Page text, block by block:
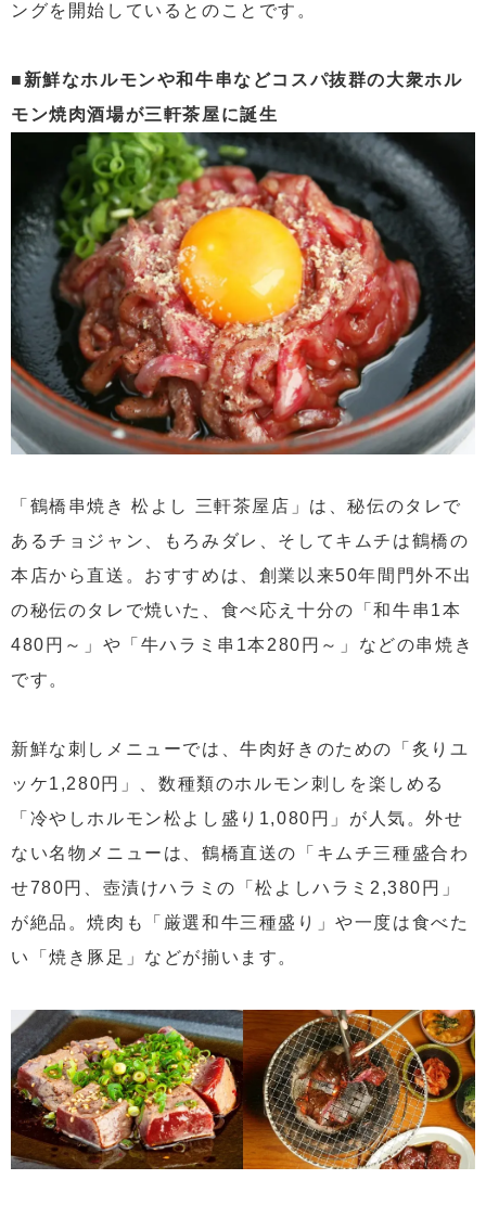
ングを開始しているとのことです。
■新鮮なホルモンや和牛串などコスパ抜群の大衆ホル
モン焼肉酒場が三軒茶屋に誕生
「鶴橋串焼き 松よし 三軒茶屋店」は、秘伝のタレで
あるチョジャン、もろみダレ、そしてキムチは鶴橋の
本店から直送。おすすめは、創業以来50年間門外不出
の秘伝のタレで焼いた、食べ応え十分の「和牛串1本
480円～」や「牛ハラミ串1本280円～」などの串焼き
です。
新鮮な刺しメニューでは、牛肉好きのための「炙りユ
ッケ1,280円」、数種類のホルモン刺しを楽しめる
「冷やしホルモン松よし盛り1,080円」が人気。外せ
ない名物メニューは、鶴橋直送の「キムチ三種盛合わ
せ780円、壺漬けハラミの「松よしハラミ2,380円」
が絶品。焼肉も「厳選和牛三種盛り」や一度は食べた
い「焼き豚足」などが揃います。